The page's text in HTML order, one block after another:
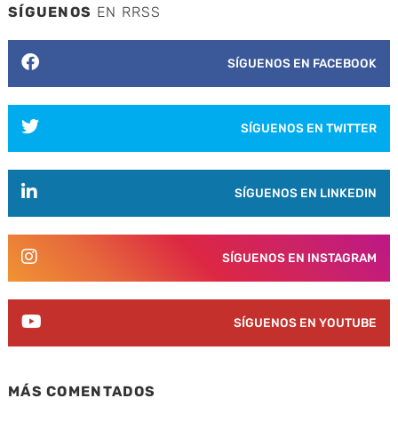
SÍGUENOS EN RRSS
SÍGUENOS EN FACEBOOK
SÍGUENOS EN TWITTER
SÍGUENOS EN LINKEDIN
SÍGUENOS EN INSTAGRAM
SÍGUENOS EN YOUTUBE
MÁS COMENTADOS